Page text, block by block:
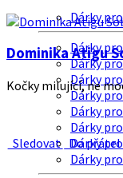
Dárky
Dárky
Dárky
Dárky
Dárky
Dárky
Dárky
Dárky
Dárky
Dominika Atigu
Kočky milující, ne
Sledovat Do přátel